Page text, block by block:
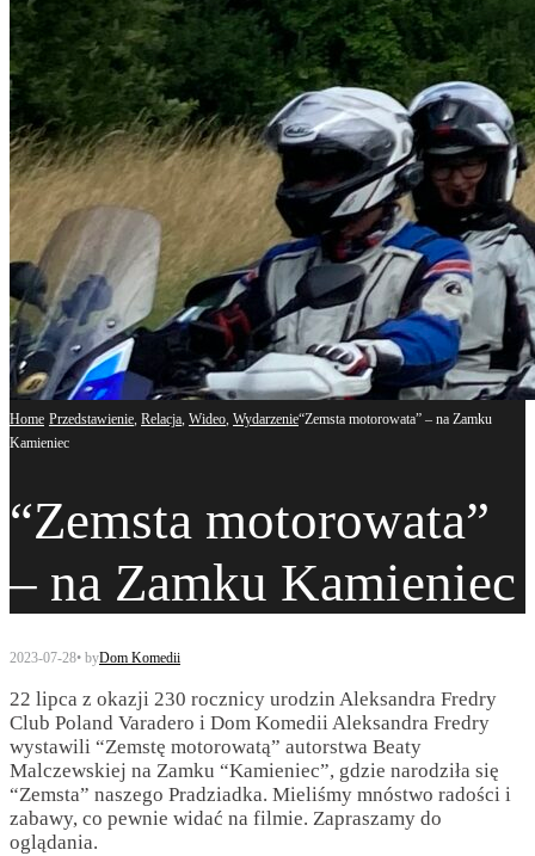
Home Przedstawienie, Relacja, Wideo, Wydarzenie“Zemsta motorowata” – na Zamku
Kamieniec
“Zemsta motorowata”
– na Zamku Kamieniec
2023-07-28• byDom Komedii
22 lipca z okazji 230 rocznicy urodzin Aleksandra Fredry
Club Poland Varadero i Dom Komedii Aleksandra Fredry
wystawili “Zemstę motorowatą” autorstwa Beaty
Malczewskiej na Zamku “Kamieniec”, gdzie narodziła się
“Zemsta” naszego Pradziadka. Mieliśmy mnóstwo radości i
zabawy, co pewnie widać na filmie. Zapraszamy do
oglądania.